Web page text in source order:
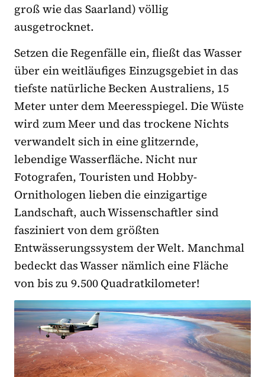
groß wie das Saarland) völlig
ausgetrocknet.
Setzen die Regenfälle ein, fließt das Wasser
über ein weitläufiges Einzugsgebiet in das
tiefste natürliche Becken Australiens, 15
Meter unter dem Meeresspiegel. Die Wüste
wird zum Meer und das trockene Nichts
verwandelt sich in eine glitzernde,
lebendige Wasserfläche. Nicht nur
Fotografen, Touristen und Hobby-
Ornithologen lieben die einzigartige
Landschaft, auch Wissenschaftler sind
fasziniert von dem größten
Entwässerungssystem der Welt. Manchmal
bedeckt das Wasser nämlich eine Fläche
von bis zu 9.500 Quadratkilometer!